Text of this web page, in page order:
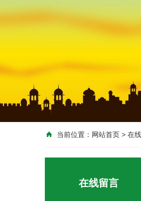
当前位置： 网站首页 > 在
在线留言